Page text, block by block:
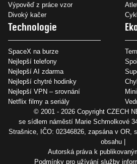
Výpověď z práce vzor
Divoký kačer
Technologie
SpaceX na burze
Nejlepší telefony
Nejlepší AI zdarma
Nejlepší chytré hodinky
Nejlepší VPN – srovnání
Netflix filmy a seriály
© 2001 - 2026 Copyright CZECH
se sídlem náměstí Marie Schmolkové
Strašnice, IČO: 02346826, zapsána v OR,
obsahu
Autorská práva k
Podmínky pro užívání služby